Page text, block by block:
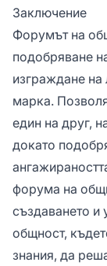
Заключение
Форумът на
подобряване
изграждане
марка.
един на друг,
докато
форума на
създаването и
общност,
знания, да